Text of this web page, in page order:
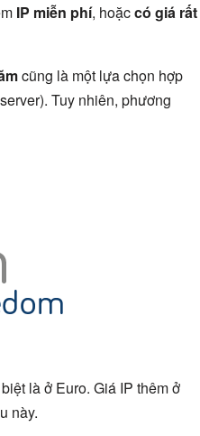
IP miễn phí, hoặccó giá rất
cũng là một lựa chọn hợp
Tuy nhiên, phương
là ở Euro. Giá IP thêm ở
này.